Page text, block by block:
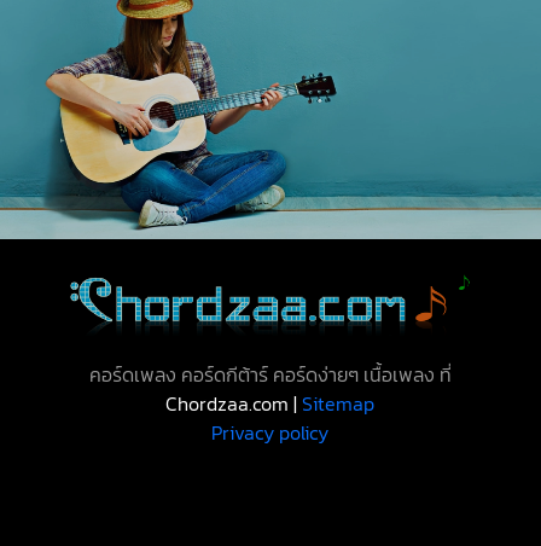
คอร์ดเพลง คอร์ดกีต้าร์ คอร์ดง่ายๆ เนื้อเพลง ที่
Chordzaa.com |Sitemap
Privacy policy